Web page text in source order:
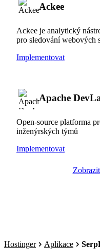
Ackee
Ackee je analytický
pro sledování webových
Implementovat
Apache
Open-source platforma
inženýrských týmů
Implementovat
Hostinger Aplikace